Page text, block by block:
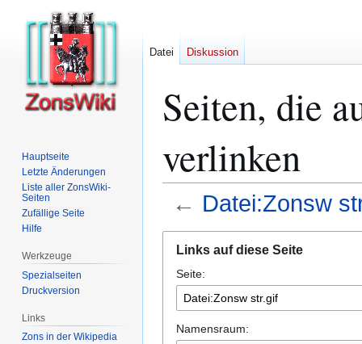
Seiten, die
verlinken
← Datei:Zonsw
Navigation
springen
Suche
springen
Links auf diese Seite
Seite:
Namensraum:
Datei Diskussion
Hauptseite
Letzte Änderungen
Liste aller ZonsWiki-
Seiten
Zufällige Seite
Hilfe
Werkzeuge
Spezialseiten
Druckversion
Links
Zons in der Wikipedia